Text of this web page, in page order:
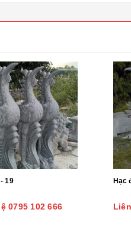
19
0795 102 666
Hạc